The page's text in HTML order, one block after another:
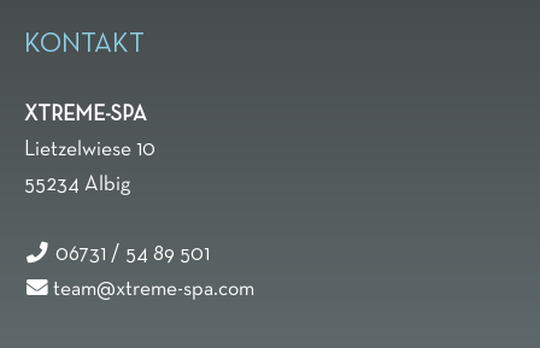
KONTAKT
XTREME-SPA
Lietzelwiese 10
55234 Albig
06731 / 54 89 501
team@xtreme-spa.com